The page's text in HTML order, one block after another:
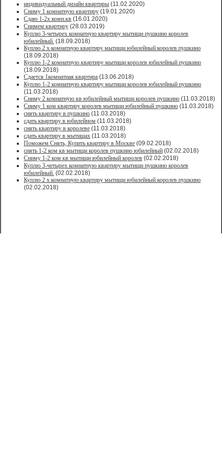
индивидуальный дизайн квартиры (11.02.2020)
Сниму 1 комнатную квартиру (19.01.2020)
Сдаю 1-2х комн.кв (16.01.2020)
Снимем квартиру (28.03.2019)
Куплю 3-четырех комнатную квартиру мытищи пушкино королев
юбилейный. (18.09.2018)
Куплю 2 х комнатную квартиру мытищи юбилейный королев пушкино
(18.09.2018)
Куплю 1-2 комнатную квартиру мытищи королев юбилейный пушкино
(18.09.2018)
Сдается 1комнатная квартира (13.06.2018)
Куплю 1-2 комнатную квартиру мытищи королев юбилейный пушкино
(11.03.2018)
Сниму 2 комнатную кв юбилейный мытищи королев пушкино (11.03.2018)
Сниму 1 ком квартиру королев мытищи юбилейный пушкино (11.03.2018)
снять квартиру в пушкино (11.03.2018)
сдать квартиру в юбилейном (11.03.2018)
снять квартиру в королеве (11.03.2018)
сдать квартиру в мытищах (11.03.2018)
Поможем Снять, Купить квартиру в Москве (09.02.2018)
снять 1-2 ком кв мытищи королев пушкино юбилейный (02.02.2018)
Сниму 1-2 ком кв мытищи юбилейный королев (02.02.2018)
Куплю 3-четырех комнатную квартиру мытищи пушкино королев
юбилейный. (02.02.2018)
Куплю 2 х комнатную квартиру мытищи юбилейный королев пушкино
(02.02.2018)